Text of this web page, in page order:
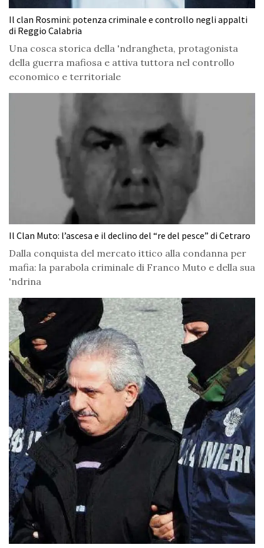
Il clan Rosmini: potenza criminale e controllo negli appalti
di Reggio Calabria
Una cosca storica della 'ndrangheta, protagonista
della guerra mafiosa e attiva tuttora nel controllo
economico e territoriale
Il Clan Muto: l’ascesa e il declino del “re del pesce” di Cetraro
Dalla conquista del mercato ittico alla condanna per
mafia: la parabola criminale di Franco Muto e della sua
'ndrina